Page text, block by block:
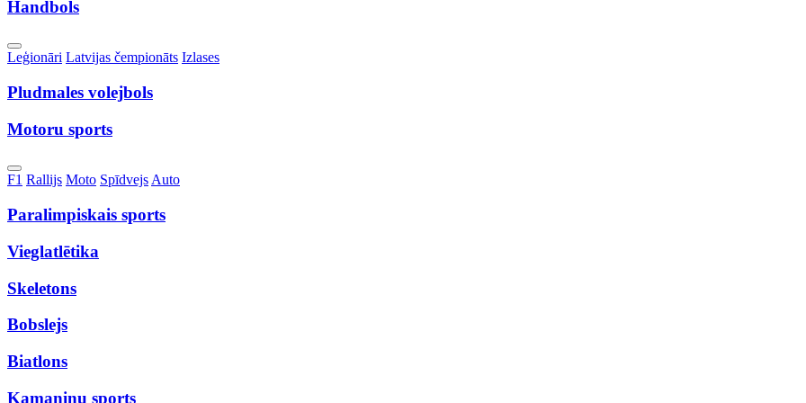
Handbols
Toggle
Dropdown
Leģionāri Latvijas čempionāts Izlases
Pludmales volejbols
Motoru sports
Toggle
Dropdown
F1 Rallijs Moto SpīdvejsAuto
Paralimpiskais sports
Vieglatlētika
Skeletons
Bobslejs
Biatlons
Kamaniņu sports